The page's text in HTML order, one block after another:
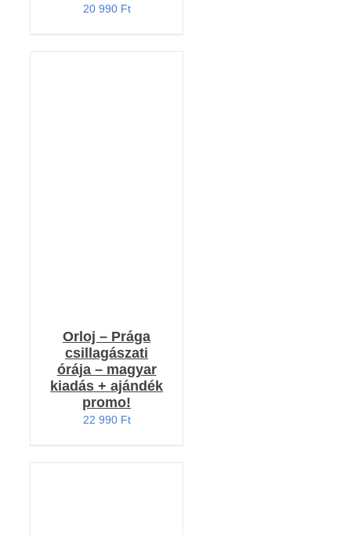
20 990 Ft
Orloj – Prága
csillagászati
órája – magyar
kiadás + ajándék
promo!
22 990 Ft